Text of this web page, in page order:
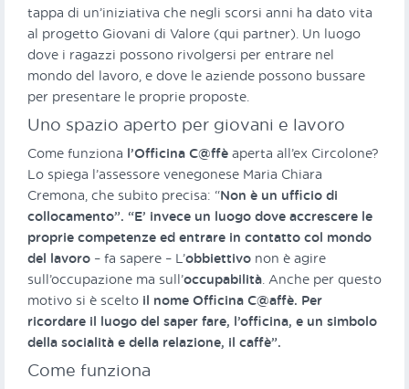
tappa di un’iniziativa che negli scorsi anni ha dato vita
al progetto Giovani di Valore (qui partner). Un luogo
dove i ragazzi possono rivolgersi per entrare nel
mondo del lavoro, e dove le aziende possono bussare
per presentare le proprie proposte.
Uno spazio aperto per giovani e lavoro
Come funziona l’Officina C@ffè aperta all’ex Circolone?
Lo spiega l’assessore venegonese Maria Chiara
Cremona, che subito precisa: “Non è un ufficio di
collocamento”. “E’ invece un luogo dove accrescere le
proprie competenze ed entrare in contatto col mondo
del lavoro – fa sapere – L’obbiettivo non è agire
sull’occupazione ma sull’occupabilità. Anche per questo
motivo si è scelto il nome Officina C@affè. Per
ricordare il luogo del saper fare, l’officina, e un simbolo
della socialità e della relazione, il caffè”.
Come funziona